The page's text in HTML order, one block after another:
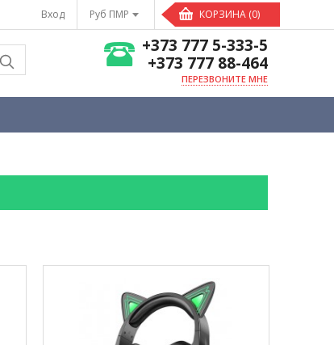
КОРЗИНА (0)
Руб ПМР
Вход
+373 777 5-333-5
+373 777 88-464
ПЕРЕЗВОНИТЕ МНЕ